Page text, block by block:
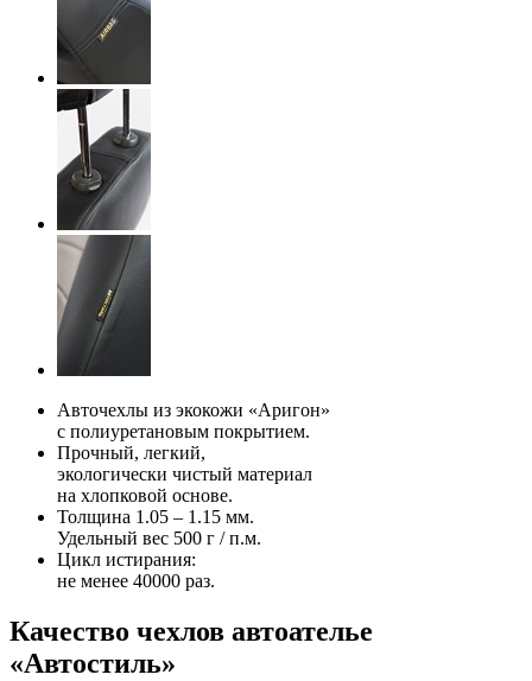
Авточехлы из экокожи «Аригон»
с полиуретановым покрытием.
Прочный, легкий,
экологически чистый материал
на хлопковой основе.
Толщина 1.05 – 1.15 мм.
Удельный вес 500 г / п.м.
Цикл истирания:
не менее 40000 раз.
Качество чехлов автоателье
«Автостиль»